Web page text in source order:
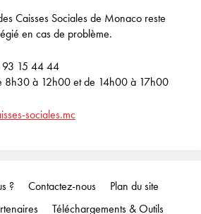
Caisses Sociales de Monaco reste
en cas de problème.
93 15 44 44
8h30 à 12h00 et de 14h00 à 17h00
sociales.mc
? Contactez-nous
Plan du site
Téléchargements & Outils